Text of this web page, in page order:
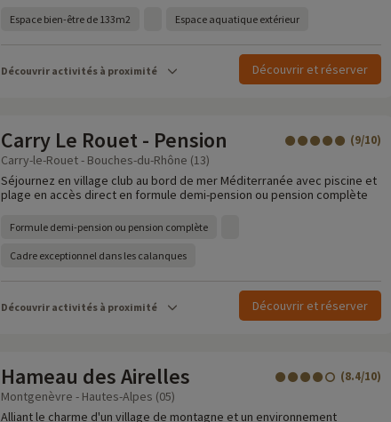
Espace bien-être de 133m2 Espace aquatique extérieur
Découvrir activités à proximité Découvrir et réserver
Carry Le Rouet - Pension (9/10)
Carry-le-Rouet - Bouches-du-Rhône (13)
Séjournez en village club au bord de mer Méditerranée avec piscine et
plage en accès direct en formule demi-pension ou pension complète
Formule demi-pension ou pension complète
Cadre exceptionnel dans les calanques
Découvrir activités à proximité Découvrir et réserver
Hameau des Airelles (8.4/10)
Montgenèvre - Hautes-Alpes (05)
Alliant le charme d'un village de montagne et un environnement